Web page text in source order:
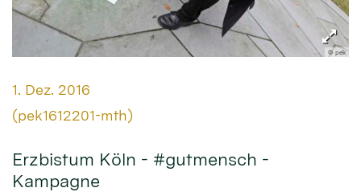
© pek
Datum:
1. Dez. 2016
Von:
(pek1612201-mth)
Erzbistum Köln - #gutmensch -
Kampagne